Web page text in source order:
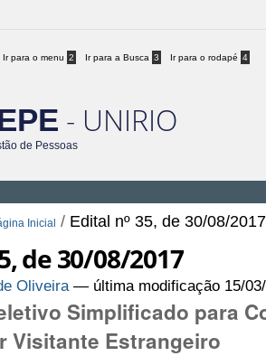
Ir para o menu 2 Ir para a Busca 3 Ir para o rodapé 4
- UNIRIO
de Pessoas
Inicial / Edital nº 35, de 30/08/2017
de 30/08/2017
Oliveira — última modificação 15/
Simplificado para
Visitante Estrangeiro